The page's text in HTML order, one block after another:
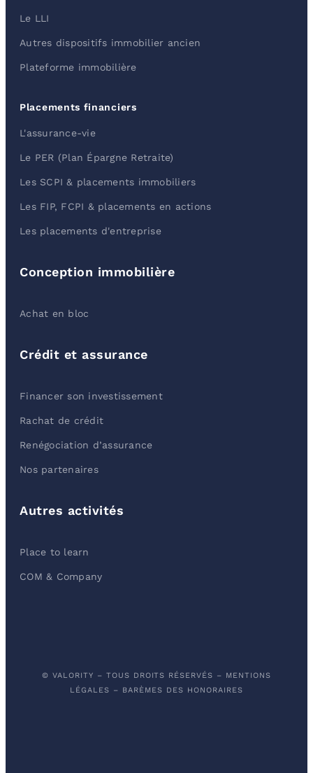
Le LLI
Autres dispositifs immobilier ancien
Plateforme immobilière
Placements financiers
L'assurance-vie
Le PER (Plan Épargne Retraite)
Les SCPI & placements immobiliers
Les FIP, FCPI & placements en actions
Les placements d'entreprise
Conception immobilière
Achat en bloc
Crédit et assurance
Financer son investissement
Rachat de crédit
Renégociation d’assurance
Nos partenaires
Autres activités
Place to learn
COM & Company
© VALORITY – TOUS DROITS RÉSERVÉS – MENTIONS
LÉGALES – BARÈMES DES HONORAIRES